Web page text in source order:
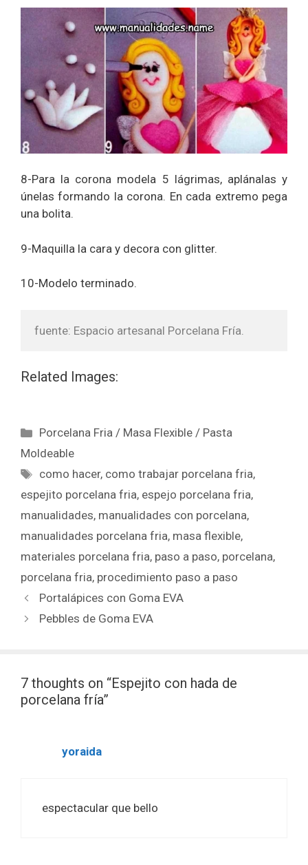
8-Para la corona modela 5 lágrimas, aplánalas y
únelas formando la corona. En cada extremo pega
una bolita.
9-Maquilla la cara y decora con glitter.
10-Modelo terminado.
fuente: Espacio artesanal Porcelana Fría.
Related Images:
Porcelana Fria / Masa Flexible / Pasta
Moldeable
como hacer, como trabajar porcelana fria,
espejito porcelana fria, espejo porcelana fria,
manualidades, manualidades con porcelana,
manualidades porcelana fria, masa flexible,
materiales porcelana fria, paso a paso, porcelana,
porcelana fria, procedimiento paso a paso
Portalápices con Goma EVA
Pebbles de Goma EVA
7 thoughts on “Espejito con hada de
porcelana fría”
yoraida
espectacular que bello